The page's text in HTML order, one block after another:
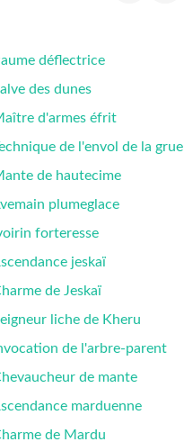
déflectrice
des dunes
d'armes éfrit
de l'envol de la grue
de hautecime
plumeglace
forteresse
jeskaï
de Jeskaï
liche de Kheru
de l'arbre-parent
de mante
marduenne
de Mardu